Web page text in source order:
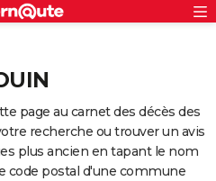
page au carnet des décès des
recherche ou trouver un avis
plus ancien en tapant le nom
code postal d'une commune